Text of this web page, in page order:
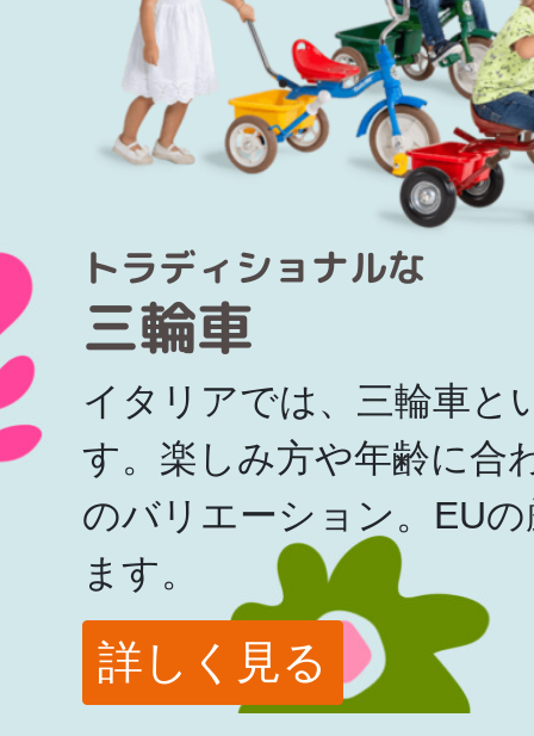
トラディショナルな
三輪車
イタリアでは、三輪車と
す。楽しみ方や年齢に合
のバリエーション。EU
ます。
詳しく見る